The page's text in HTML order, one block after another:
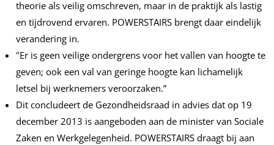
theorie als veilig omschreven, maar in de praktijk als lastig
en tijdrovend ervaren. POWERSTAIRS brengt daar eindelijk
verandering in.
"Er is geen veilige ondergrens voor het vallen van hoogte te
geven; ook een val van geringe hoogte kan lichamelijk
letsel bij werknemers veroorzaken.”
Dit concludeert de Gezondheidsraad in advies dat op 19
december 2013 is aangeboden aan de minister van Sociale
Zaken en Werkgelegenheid. POWERSTAIRS draagt bij aan